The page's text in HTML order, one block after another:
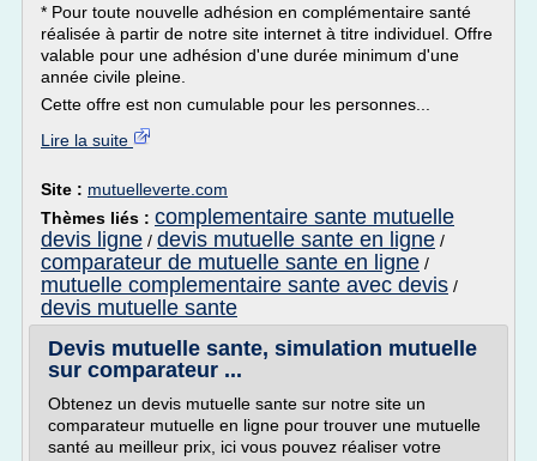
* Pour toute nouvelle adhésion en complémentaire santé
réalisée à partir de notre site internet à titre individuel. Offre
valable pour une adhésion d'une durée minimum d'une
année civile pleine.
Cette offre est non cumulable pour les personnes...
Lire la suite
Site : mutuelleverte.com
Thèmes liés : complementaire sante mutuelle
devis ligne / devis mutuelle sante en ligne /
comparateur de mutuelle sante en ligne /
mutuelle complementaire sante avec devis /
devis mutuelle sante
Devis mutuelle sante, simulation mutuelle
sur comparateur ...
Obtenez un devis mutuelle sante sur notre site un
comparateur mutuelle en ligne pour trouver une mutuelle
santé au meilleur prix, ici vous pouvez réaliser votre